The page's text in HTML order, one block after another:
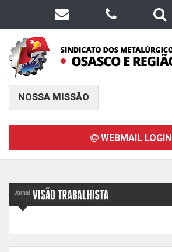
NOSSA MISSÃO
WEBMAIL LOGIN